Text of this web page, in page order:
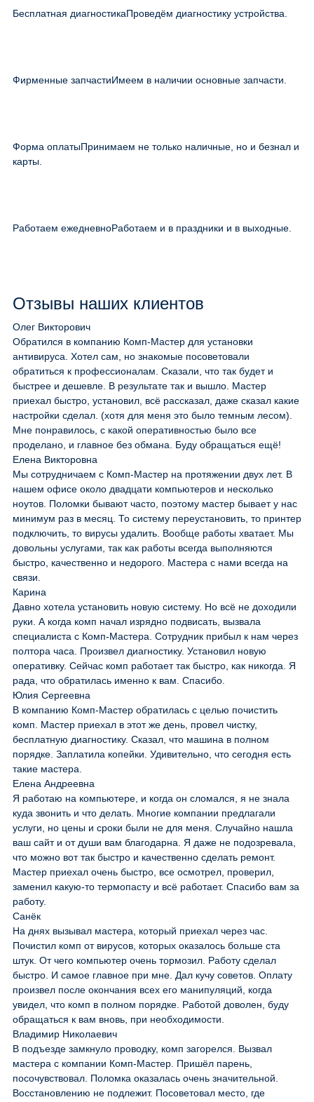
Бесплатная диагностикаПроведём диагностику устройства.
Фирменные запчастиИмеем в наличии основные запчасти.
Форма оплатыПринимаем не только наличные, но и безнал и
карты.
Работаем ежедневноРаботаем и в праздники и в выходные.
Отзывы наших клиентов
Олег Викторович
Обратился в компанию Комп-Мастер для установки
антивируса. Хотел сам, но знакомые посоветовали
обратиться к профессионалам. Сказали, что так будет и
быстрее и дешевле. В результате так и вышло. Мастер
приехал быстро, установил, всё рассказал, даже сказал какие
настройки сделал. (хотя для меня это было темным лесом).
Мне понравилось, с какой оперативностью было все
проделано, и главное без обмана. Буду обращаться ещё!
Елена Викторовна
Мы сотрудничаем с Комп-Мастер на протяжении двух лет. В
нашем офисе около двадцати компьютеров и несколько
ноутов. Поломки бывают часто, поэтому мастер бывает у нас
минимум раз в месяц. То систему переустановить, то принтер
подключить, то вирусы удалить. Вообще работы хватает. Мы
довольны услугами, так как работы всегда выполняются
быстро, качественно и недорого. Мастера с нами всегда на
связи.
Карина
Давно хотела установить новую систему. Но всё не доходили
руки. А когда комп начал изрядно подвисать, вызвала
специалиста с Комп-Мастера. Сотрудник прибыл к нам через
полтора часа. Произвел диагностику. Установил новую
оперативку. Сейчас комп работает так быстро, как никогда. Я
рада, что обратилась именно к вам. Спасибо.
Юлия Сергеевна
В компанию Комп-Мастер обратилась с целью почистить
комп. Мастер приехал в этот же день, провел чистку,
бесплатную диагностику. Сказал, что машина в полном
порядке. Заплатила копейки. Удивительно, что сегодня есть
такие мастера.
Елена Андреевна
Я работаю на компьютере, и когда он сломался, я не знала
куда звонить и что делать. Многие компании предлагали
услуги, но цены и сроки были не для меня. Случайно нашла
ваш сайт и от души вам благодарна. Я даже не подозревала,
что можно вот так быстро и качественно сделать ремонт.
Мастер приехал очень быстро, все осмотрел, проверил,
заменил какую-то термопасту и всё работает. Спасибо вам за
работу.
Санёк
На днях вызывал мастера, который приехал через час.
Почистил комп от вирусов, которых оказалось больше ста
штук. От чего компьютер очень тормозил. Работу сделал
быстро. И самое главное при мне. Дал кучу советов. Оплату
произвел после окончания всех его манипуляций, когда
увидел, что комп в полном порядке. Работой доволен, буду
обращаться к вам вновь, при необходимости.
Владимир Николаевич
В подъезде замкнуло проводку, комп загорелся. Вызвал
мастера с компании Комп-Мастер. Пришёл парень,
посочувствовал. Поломка оказалась очень значительной.
Восстановлению не подлежит. Посоветовал место, где